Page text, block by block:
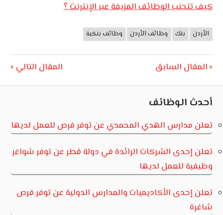
كيف تتجنب الوظائف المزيفة عبر الإنترنت ؟
وظائف
الأردن بنك وظائف الأردن وظائف بنكية
تصفّح
المقالات
Previous
المقال السابق
Next
المقال التالي
أحدث الوظائف
تعلن مدارس الهدي المحمدي عن توفر فرص للعمل لديها
تعلن إحدى الشركات الرائدة في دولة قطر عن توفر شواغر
وظيفية للعمل لديها
تعلن إحدى الأكاديميات والمدارس الدولية عن توفر فرص
شاغرة